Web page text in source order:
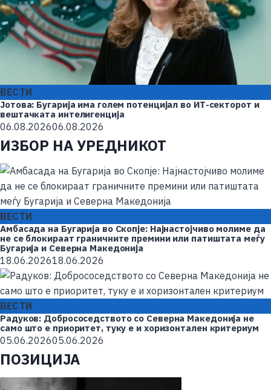
ВЕСТИ
Јотова: Бугарија има голем потенцијал во ИТ-секторот и
вештачката интелигенција
06.08.202606.08.2026
ИЗБОР НА УРЕДНИКОТ
ВЕСТИ
Амбасада на Бугарија во Скопје: Најнастојчиво молиме да
не се блокираат граничните премини или патиштата меѓу
Бугарија и Северна Македонија
18.06.202618.06.2026
ВЕСТИ
Радуков: Добрососедството со Северна Македонија не
само што е приоритет, туку е и хоризонтален критериум
05.06.202605.06.2026
ПОЗИЦИЈА